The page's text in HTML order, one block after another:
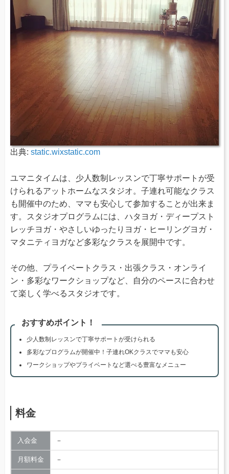
出典: static.wixstatic.com
ユマニタイムは、少人数制レッスンで丁寧サポートが受
けられるアットホームなスタジオ。子連れ可能なクラス
も開催中のため、ママも安心して参加することが出来ま
す。スタジオプログラムには、ハタヨガ・ディープスト
レッチヨガ・やさしいゆったりヨガ・ヒーリングヨガ・
マタニティヨガなど多彩なクラスを展開中です。
その他、プライベートクラス・出張クラス・オンライ
ン・多彩なワークショップなど、自分のペースに合わせ
て楽しく学べるスタジオです。
おすすめポイント！
少人数制レッスンで丁寧サポートが受けられる
多彩なプログラムが開催中！子連れOKクラスでママも安心
ワークショップやプライベートなど選べる豊富なメニュー
料金
入会金 －
月額料金 －